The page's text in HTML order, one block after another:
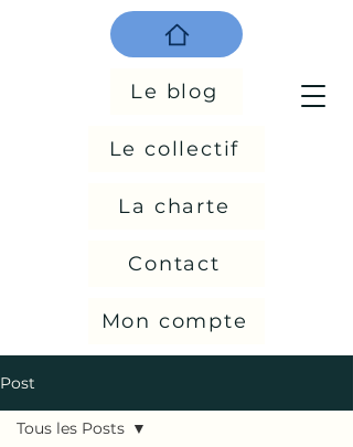
Le blog
Le collectif
La charte
Mon compte
Contact
Post
Tous les Posts